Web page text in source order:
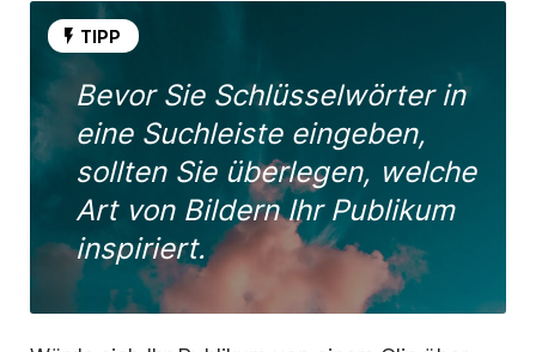
TIPP
Bevor Sie Schlüsselwörter in
eine Suchleiste eingeben,
sollten Sie überlegen, welche
Art von Bildern Ihr Publikum
inspiriert.